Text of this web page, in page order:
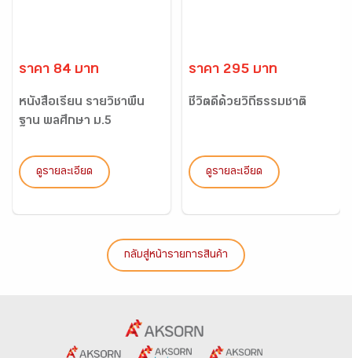
ราคา 84 บาท
หนังสือเรียน รายวิชาพื้น
ฐาน พลศึกษา ม.5
ดูรายละเอียด
ราคา 295 บาท
ชีวิตดีด้วยวิถีธรรมชาติ
ดูรายละเอียด
กลับสู่หน้ารายการสินค้า